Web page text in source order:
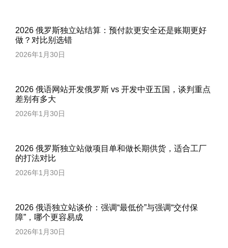
2026 俄罗斯独立站结算：预付款更安全还是账期更好
做？对比别选错
2026年1月30日
2026 俄语网站开发俄罗斯 vs 开发中亚五国，谈判重点
差别有多大
2026年1月30日
2026 俄罗斯独立站做项目单和做长期供货，适合工厂
的打法对比
2026年1月30日
2026 俄语独立站谈价：强调“最低价”与强调“交付保
障”，哪个更容易成
2026年1月30日